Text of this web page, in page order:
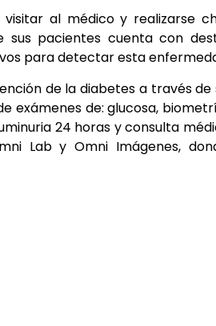
al médico y realizarse
pacientes cuenta con
para detectar esta
de la diabetes a través
exámenes de: glucosa,
24 horas y consulta
Lab y Omni Imágenes,